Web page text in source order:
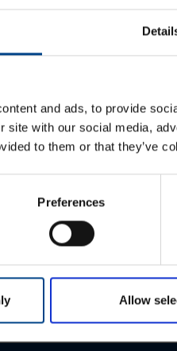
and ads, to provide
site with our social media,
to them or that they’ve
Preferences
Allow
JA VÕRGU
4 min
GP 2.0?
KVALITEET
22.1.2026
VAATA